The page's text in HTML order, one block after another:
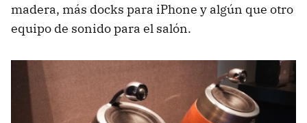
madera, más docks para iPhone y algún que otro
equipo de sonido para el salón.